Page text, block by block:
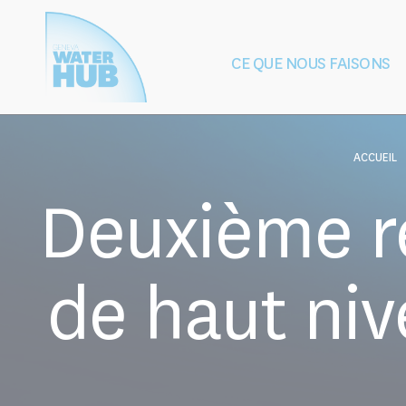
CE QUE NOUS FAISONS
ACCUEIL
Deuxième
de haut